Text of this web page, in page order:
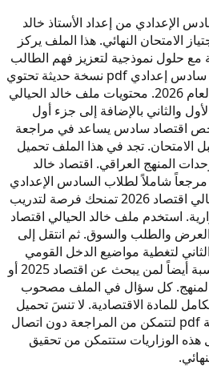
الإعدادي من إعداد الأستاذ خالد
الامتحان النهائي. هذا الملف يركز
مع حلول نموذجية لتعزيز فهم الطالب
للمادة. يمكنك تحميل اقتصاد سادس إعدادي pdf نسخة حديثة تحتوي
على جميع الفصول المقررة لعام 2026. محتويات ملف خالد الحيالي
الأول والثاني بالإضافة إلى جزء أول
اقتصاد سادس يساعد في مراجعة
الامتحان. تجد في هذا الملف تحميل
المنهج العراقي. اقتصاد خالد
ليكون مرجعاً شاملاً لطلاب السادس الإعدادي
في العراق. الدراسة من الحيالي اقتصاد 2026 تمنحك فرصة لتدريب
استخدم ملف خالد الحيالي اقتصاد
والطلب والسوق. ثم انتقل إلى
لتغطية مواضيع الدخل القومي
والبطالة. هذه الوزاريات مناسبة أيضاً لمن يبحث عن اقتصاد 2025 أو
تطور المنهج. كل سؤال في الملف مصحوب
للمادة الاقتصادية. لا تنسَ تحميل
اقتصاد سادس إعدادي بصيغة pdf لتتمكن من المراجعة دون اتصال
هذه الوزاريات ستتمكن من تحقيق